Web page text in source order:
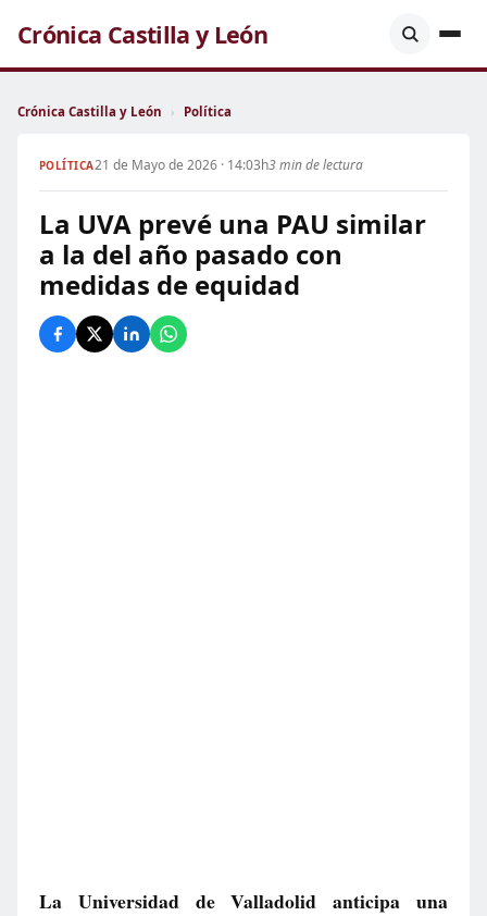
Crónica Castilla y León
Crónica Castilla y León › Política
POLÍTICA21 de Mayo de 2026 · 14:03h3 min de lectura
La UVA prevé una PAU similar
a la del año pasado con
medidas de equidad
La Universidad de Valladolid anticipa una